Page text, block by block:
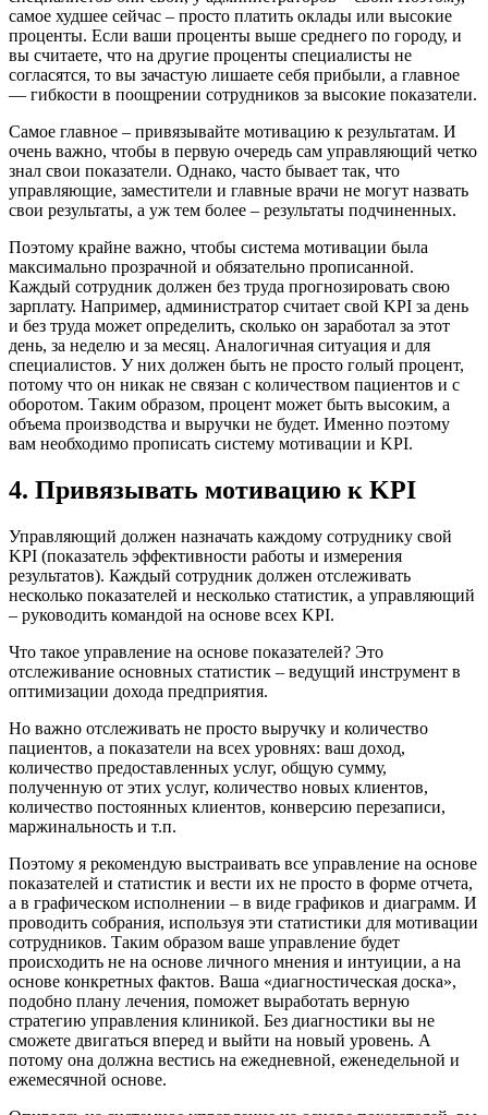
самое худшее сейчас – просто платить оклады или высокие
проценты. Если ваши проценты выше среднего по городу, и
вы считаете, что на другие проценты специалисты не
согласятся, то вы зачастую лишаете себя прибыли, а главное
— гибкости в поощрении сотрудников за высокие показатели.
Самое главное – привязывайте мотивацию к результатам. И
очень важно, чтобы в первую очередь сам управляющий четко
знал свои показатели. Однако, часто бывает так, что
управляющие, заместители и главные врачи не могут назвать
свои результаты, а уж тем более – результаты подчиненных.
Поэтому крайне важно, чтобы система мотивации была
максимально прозрачной и обязательно прописанной.
Каждый сотрудник должен без труда прогнозировать свою
зарплату. Например, администратор считает свой KPI за день
и без труда может определить, сколько он заработал за этот
день, за неделю и за месяц. Аналогичная ситуация и для
специалистов. У них должен быть не просто голый процент,
потому что он никак не связан с количеством пациентов и с
оборотом. Таким образом, процент может быть высоким, а
объема производства и выручки не будет. Именно поэтому
вам необходимо прописать систему мотивации и KPI.
4. Привязывать мотивацию к KPI
Управляющий должен назначать каждому сотруднику свой
KPI (показатель эффективности работы и измерения
результатов). Каждый сотрудник должен отслеживать
несколько показателей и несколько статистик, а управляющий
– руководить командой на основе всех KPI.
Что такое управление на основе показателей? Это
отслеживание основных статистик – ведущий инструмент в
оптимизации дохода предприятия.
Но важно отслеживать не просто выручку и количество
пациентов, а показатели на всех уровнях: ваш доход,
количество предоставленных услуг, общую сумму,
полученную от этих услуг, количество новых клиентов,
количество постоянных клиентов, конверсию перезаписи,
маржинальность и т.п.
Поэтому я рекомендую выстраивать все управление на основе
показателей и статистик и вести их не просто в форме отчета,
а в графическом исполнении – в виде графиков и диаграмм. И
проводить собрания, используя эти статистики для мотивации
сотрудников. Таким образом ваше управление будет
происходить не на основе личного мнения и интуиции, а на
основе конкретных фактов. Ваша «диагностическая доска»,
подобно плану лечения, поможет выработать верную
стратегию управления клиникой. Без диагностики вы не
сможете двигаться вперед и выйти на новый уровень. А
потому она должна вестись на ежедневной, еженедельной и
ежемесячной основе.